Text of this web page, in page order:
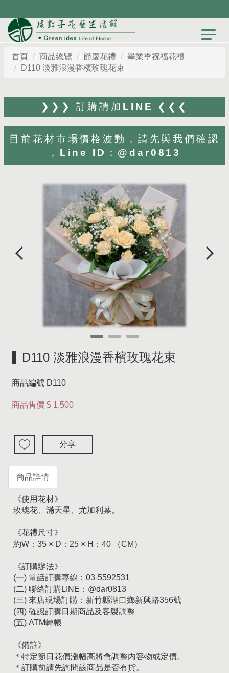
首頁 商品總覽 節慶花禮
畢業季祝福花禮
D110 淡雅浪漫香檳玫瑰花束
❯❯❯ 訂購請加LINE ❮❮❮
目前花材市場價格波動，請先與我們確認
，Line ID：@dar0813
D110 淡雅浪漫香檳玫瑰花束
商品編號 D110
商品售價 $ 1,500
分享
商品詳情
《使用花材》
玫瑰花、滿天星、尤加利葉。
《花禮尺寸》
約W：35 × D：25 × H：40 （CM）
《訂購辦法》
(一) 電話訂購專線：03-5592531
(二) 聯絡訂購LINE：@dar0813
(三) 來店現場訂購：新竹縣湖口鄉新興路356號
(四) 確認訂購日期商品及客製調整
(五) ATM轉帳
《備註》
＊特定節日花價漲幅高將會調整內容物或定價。
＊訂購前請先詢問該商品是否有貨。
目前花材市場價格波動，歡迎先與我們確認，才
能為您打造最貼心設計